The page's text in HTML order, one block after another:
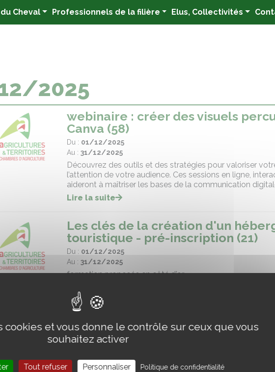
Cheval Professionnels de la filière Elus, Collectivités
2025
webinaire : créer des visuels
Canva (58)
Du : 01/12/2025
Au : 31/12/2025
Découvrez des outils et des stratégies pour valoriser
l’attention de votre audience. Ces sessions en ligne,
aideront à maîtriser les bases de la communication
Lire la suite
Les clés de la création d'un
touristique - pré-inscription (21)
Du : 01/12/2025
Au : 31/12/2025
formation proposée en côté d'or
cookies et vous donne le contrôle sur ceux que vous
souhaitez activer
Tout refuser Personnaliser Politique de confidentialité